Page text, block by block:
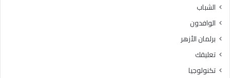
الشباب
الوافدون
برلمان الأزهر
تعليقك
تكنولوجيا